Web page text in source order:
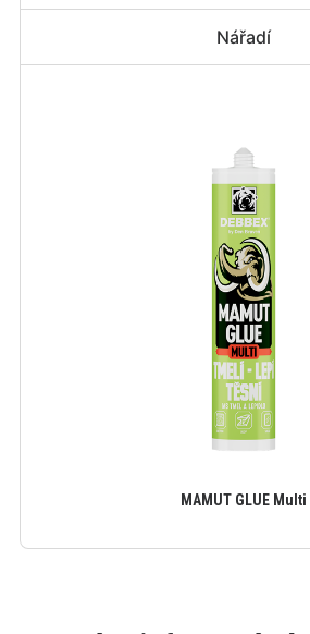
Nářadí
MAMUT GLUE Multi